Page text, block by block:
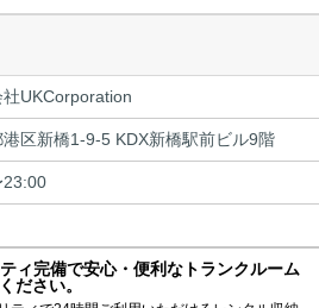
UKCorporation
区新橋1-9-5 KDX新橋駅前ビル9階
23:00
ィ完備で安心・便利なトランクルーム
ださい。